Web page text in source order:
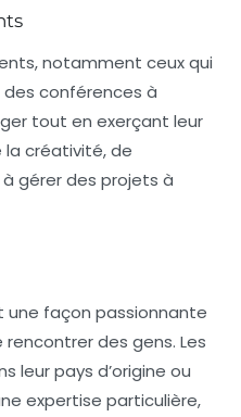
notamment ceux qui
conférences à
tout en exerçant leur
créativité, de
gérer des projets à
une façon passionnante
des gens. Les
leur pays d’origine ou
expertise particulière,